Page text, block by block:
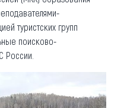
туристских групп
поисково-
России.